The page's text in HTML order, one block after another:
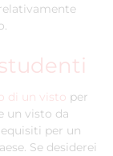
di un visto per
un visto da
per un
Se desiderei